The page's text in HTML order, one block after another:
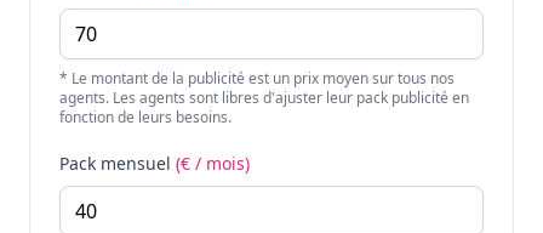
* Le montant de la publicité est un prix moyen sur tous nos
agents. Les agents sont libres d'ajuster leur pack publicité en
fonction de leurs besoins.
Pack mensuel (€ / mois)